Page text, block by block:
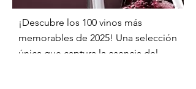
¡Descubre los 100 vinos más
memorables de 2025! Una selección
única que captura la esencia del